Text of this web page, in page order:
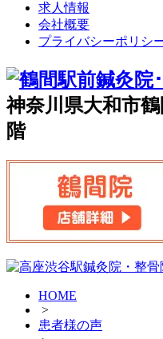
求人情報
会社概要
プライバシーポリシ
神奈川県大和市
階
HOME
>
患者様の声